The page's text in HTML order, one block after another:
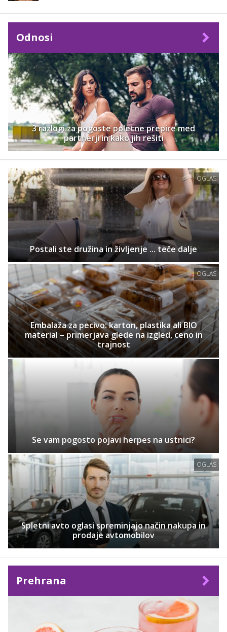
Odnosi
3 razlogi za pogoste poletne prepire med
partnerji in kako jih rešiti
OGLAS
Postali ste družina in življenje ... teče dalje
OGLAS
Embalaža za pecivo: karton, plastika ali BIO
material – primerjava glede na izgled, ceno in
trajnost
Se vam pogosto pojavi herpes na ustnici?
OGLAS
Spletni avto oglasi spreminjajo način nakupa in
prodaje avtomobilov
Prehrana